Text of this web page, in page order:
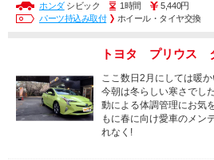
タイヤ交換専門店 持込タイヤ
タイヤ 交換
ホンダシビック 1時間
5,440円
パーツ持込み取付
ホイール・タイヤ交換
トヨタ プリウス
ここ数日2月にしては暖
今朝は冬らしい寒さでし
動による体調管理にお気
もに春に向け愛車のメン
れなく!